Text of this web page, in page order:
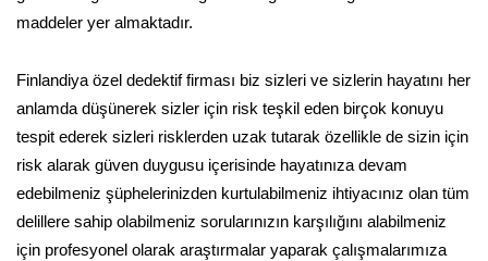
maddeler yer almaktadır.
Finlandiya özel dedektif firması biz sizleri ve sizlerin hayatını her
anlamda düşünerek sizler için risk teşkil eden birçok konuyu
tespit ederek sizleri risklerden uzak tutarak özellikle de sizin için
risk alarak güven duygusu içerisinde hayatınıza devam
edebilmeniz şüphelerinizden kurtulabilmeniz ihtiyacınız olan tüm
delillere sahip olabilmeniz sorularınızın karşılığını alabilmeniz
için profesyonel olarak araştırmalar yaparak çalışmalarımıza